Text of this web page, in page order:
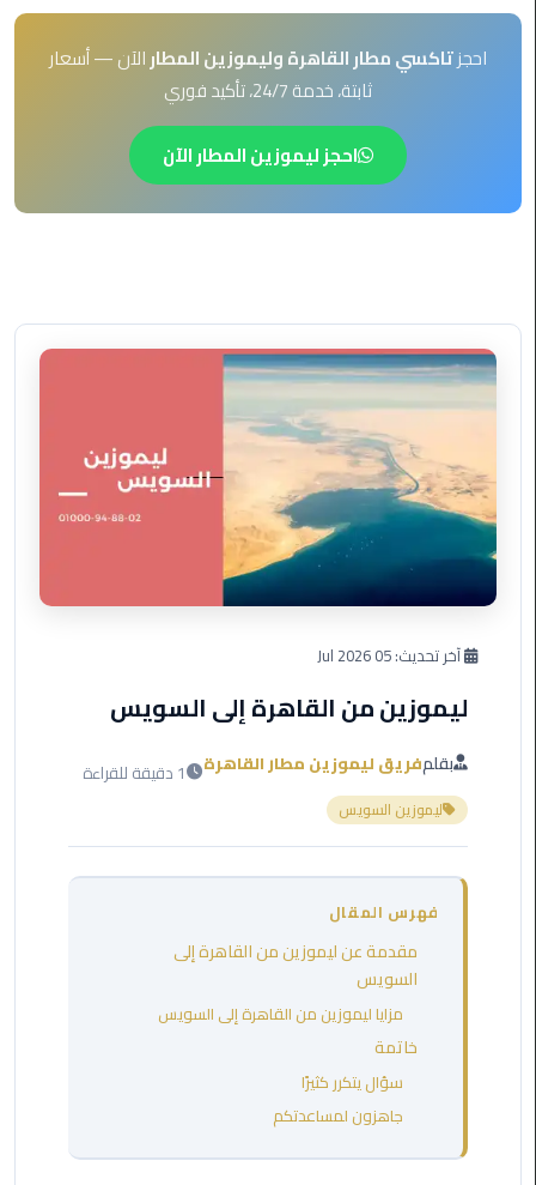
EN
AR
برج
ليموزين
ليموزين
برج
العرب
ليموزين
برج
العرب
دهب
العرب
ليموزين
ليموزين
احجزتاكسي مطار القاهرة وليموزين المطارالآن — أسعار
ثابتة، خدمة 24/7، تأكيد فوري
احجز ليموزين المطار الآن
آخر تحديث:05 Jul 2026
ليموزين من القاهرة إلى السويس
بقلمفريق ليموزين مطار القاهرة 1 دقيقة للقراءة
ليموزين السويس
فهرس المقال
مقدمة عن ليموزين من القاهرة إلى
السويس
مزايا ليموزين من القاهرة إلى السويس
خاتمة
سؤال يتكرر كثيرًا
جاهزون لمساعدتكم